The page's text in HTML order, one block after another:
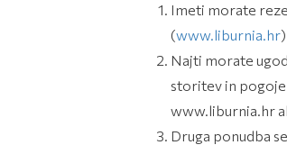
Imeti morate
(www.liburnia.hr
Najti morate
storitev in
www.liburnia.hr
Druga ponudba